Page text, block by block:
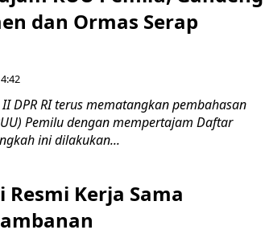
dan Ormas Serap
II DPR RI terus mematangkan pembahasan
Pemilu dengan mempertajam Daftar
ini dilakukan...
Kerja Sama